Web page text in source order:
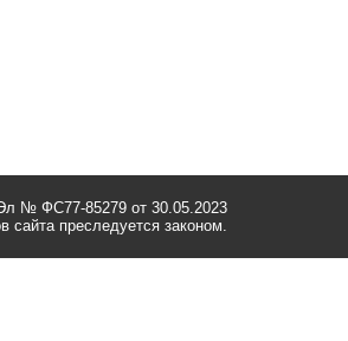
№ ФС77-85279 от 30.05.2023
сайта преследуется законом.